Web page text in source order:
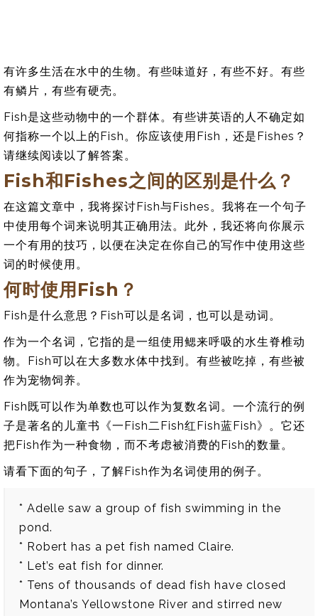
有许多生活在水中的生物。有些味道好，有些不好。有些
有鳞片，有些有硬壳。
Fish是这些动物中的一个群体。有些讲英语的人不确定如
何指称一个以上的Fish。你应该使用Fish，还是Fishes？
请继续阅读以了解答案。
Fish和Fishes之间的区别是什么？
在这篇文章中，我将探讨Fish与Fishes。我将在一个句子
中使用每个词来说明其正确用法。此外，我还将向你展示
一个有用的技巧，以便在决定在你自己的写作中使用这些
词的时候使用。
何时使用Fish？
Fish是什么意思？Fish可以是名词，也可以是动词。
作为一个名词，它指的是一组使用鳃来呼吸的水生脊椎动
物。Fish可以在大多数水体中找到。有些被吃掉，有些被
作为宠物饲养。
Fish既可以作为单数也可以作为复数名词。一个流行的例
子是著名的儿童书《一Fish二Fish红Fish蓝Fish》。它还
把Fish作为一种食物，而不考虑被消费的Fish的数量。
请看下面的句子，了解Fish作为名词使用的例子。
* Adelle saw a group of fish swimming in the
pond.
* Robert has a pet fish named Claire.
* Let’s eat fish for dinner.
* Tens of thousands of dead fish have closed
Montana’s Yellowstone River and stirred new